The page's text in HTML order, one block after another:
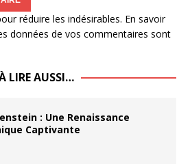
réduire les indésirables. En savoir
données de vos commentaires sont
LIRE AUSSI…
: Une Renaissance
Captivante